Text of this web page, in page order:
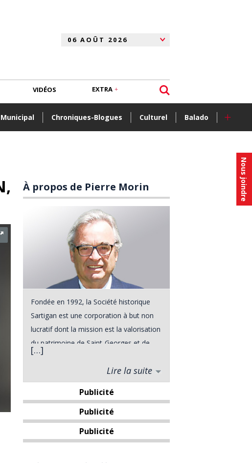
Nous joindre
Municipal Chroniques-Blogues Culturel Balado +
VIDÉOS EXTRA
,
À propos de Pierre Morin
Fondée en 1992, la Société historique
Sartigan est une corporation à but non
lucratif dont la mission est la valorisation
du patrimoine de Saint-Georges et de
ses environs. Elle a vu le jour à la suite
d'une rencontre entre divers intervenants
du milieu touristique de Saint-Georges,
rencontre qui s'est déroulée dans le
cadre du Forum Urbain de l'automne
1991. De plus, le grand public pourra
bientôt visiter le Musée de
[…]
Lire la suite
Publicité
Publicité
Publicité